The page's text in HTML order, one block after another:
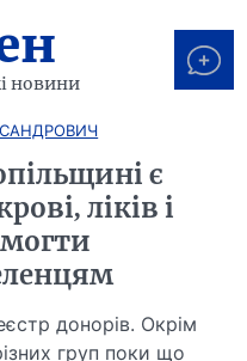
новини
є
ліків і
донорів. Окрім
груп поки що